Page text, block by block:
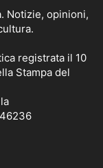
Notizie, opinioni,
registrata il 10
Stampa del